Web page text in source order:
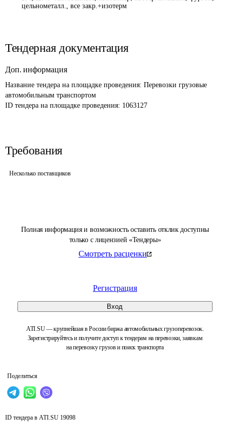
Полная информация и возможность оставить отклик доступны
только с лицензией «Тендеры»
Смотреть расценки
Регистрация
Вход
ATI.SU — крупнейшая в России биржа автомобильных грузоперевозок.
Зарегистрируйтесь и получите доступ к тендерам на перевозки, заявкам
на перевозку грузов и поиск транспорта
Поделиться
цельнометалл., все закр.+изотерм
Тендерная документация
Доп. информация
Название тендера на площадке проведения: Перевозки грузовые
автомобильным транспортом
ID тендера на площадке проведения: 1063127
Требования
Несколько поставщиков
ID тендера в ATI.SU 19098